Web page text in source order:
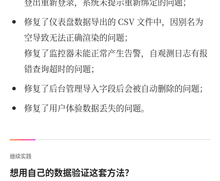
修复了仪表盘数据导出的 CSV 文件中，因别名为
空导致无法正确渲染的问题；
修复了监控器未能正常产生告警，自观测日志有报
错查询超时的问题；
修复了后台管理导入字段后会被自动删除的问题；
修复了用户体验数据丢失的问题。
继续实践
想用自己的数据验证这套方法？